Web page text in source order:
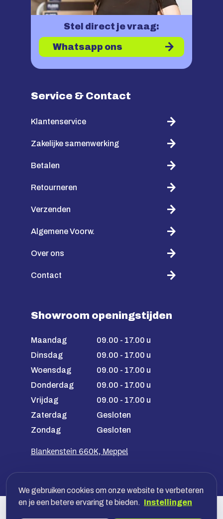
Stel direct je vraag:
Whatsapp ons
Service & Contact
Klantenservice
Zakelijke samenwerking
Betalen
Retourneren
Verzenden
Algemene Voorw.
Over ons
Contact
Showroom openingstijden
Maandag
09.00 - 17.00 u
Dinsdag
09.00 - 17.00 u
Woensdag
09.00 - 17.00 u
Donderdag
09.00 - 17.00 u
Vrijdag
09.00 - 17.00 u
Zaterdag
Gesloten
Zondag
Gesloten
Blankenstein 660K, Meppel
We gebruiken cookies om onze website te verbeteren
en je een betere ervaring te bieden. Instellingen